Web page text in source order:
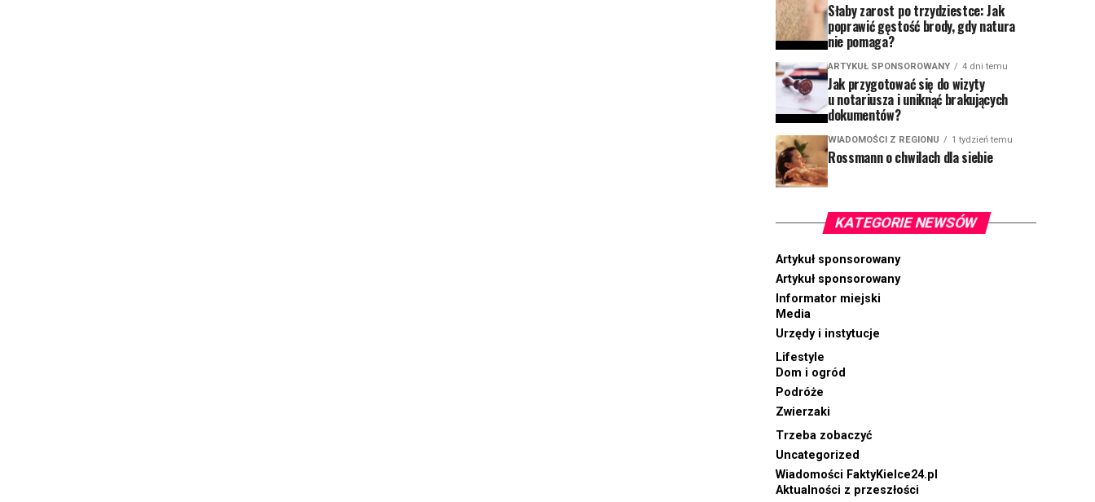
Słaby zarost po trzydziestce: Jak
poprawić gęstość brody, gdy natura
nie pomaga?
ARTYKUŁ SPONSOROWANY 4 dni temu
Jak przygotować się do wizyty
u notariusza i uniknąć brakujących
dokumentów?
WIADOMOŚCI Z REGIONU 1 tydzień temu
Rossmann o chwilach dla siebie
KATEGORIE NEWSÓW
Artykuł sponsorowany
Artykuł sponsorowany
Informator miejski
Media
Urzędy i instytucje
Lifestyle
Dom i ogród
Podróże
Zwierzaki
Trzeba zobaczyć
Uncategorized
Wiadomości FaktyKielce24.pl
Aktualności z przeszłości